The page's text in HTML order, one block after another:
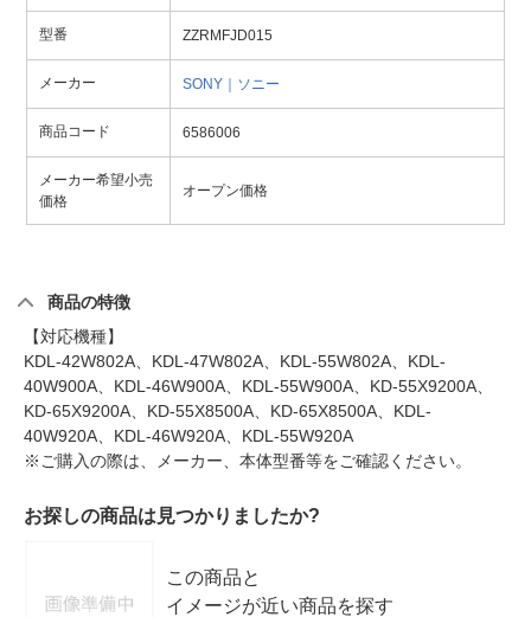
型番 ZZRMFJD015
メーカー SONY｜ソニー
商品コード 6586006
メーカー希望小売
価格
オープン価格
商品の特徴
【対応機種】
KDL-42W802A、KDL-47W802A、KDL-55W802A、KDL-
40W900A、KDL-46W900A、KDL-55W900A、KD-55X9200A、
KD-65X9200A、KD-55X8500A、KD-65X8500A、KDL-
40W920A、KDL-46W920A、KDL-55W920A
※ご購入の際は、メーカー、本体型番等をご確認ください。
お探しの商品は見つかりましたか?
この商品と
イメージが近い商品を探す